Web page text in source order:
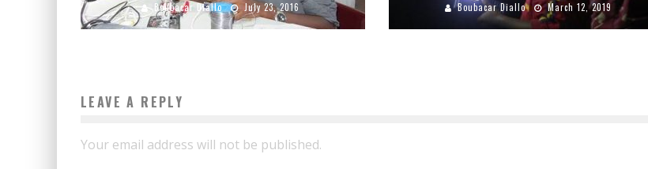
Boubacar Diallo July 23, 2016 Boubacar Diallo March 12, 2019
LEAVE A REPLY
Your email address will not be published.